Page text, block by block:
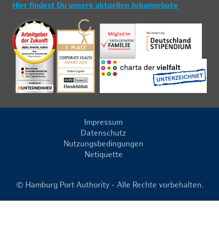
Hier findest Du unsere aktuellen Jobangebote
Impressum
Datenschutz
Nutzungsbedingungen
Netiquette
© Hamburg Port Authority - Alle Rechte vorbehalten.